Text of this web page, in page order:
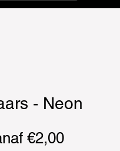
- Neon
€2,00